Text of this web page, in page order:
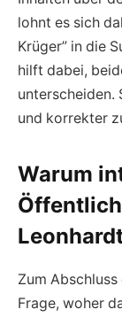
lohnt es sich
Krüger” in die
hilft dabei,
unterscheiden.
und korrekter
Warum
Zum
Frage, woher